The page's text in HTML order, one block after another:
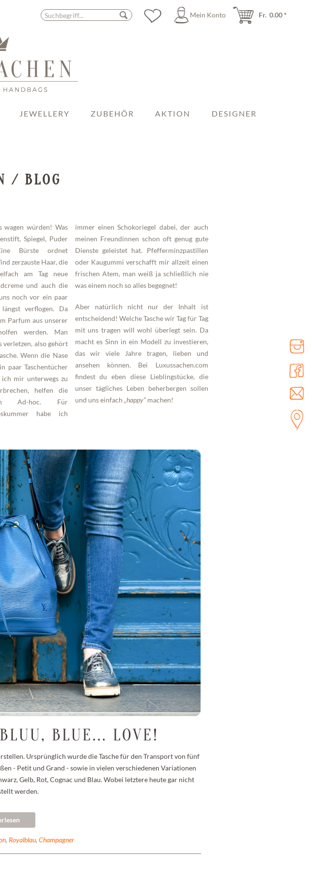
Mein Konto Fr. 0.00 *
JEWELLERY ZUBEHÖR AKTION DESIGNER
/ BLOG
wagen würden! Was
Spiegel, Puder
Bürste ordnet
zerzauste Haar, die
am Tag neue
und auch die
noch vor ein paar
verflogen. Da
Parfum aus unserer
werden. Man
verletzen, also gehört
Wenn die Nase
paar Taschentücher
ich mir unterwegs zu
helfen die
Ad-hoc. Für
habe ich
dabei, der auch
oft genug gute
Pfefferminzpastillen
mir allzeit einen
ja schließlich nie
was einem noch so alles begegnet!
Aber natürlich nicht nur der Inhalt ist
entscheidend! Welche Tasche wir Tag für Tag
mit uns tragen will wohl überlegt sein. Da
macht es Sinn in ein Modell zu investieren,
das wir viele Jahre tragen, lieben und
ansehen können. Bei Luxussachen.com
findest du eben diese Lieblingstücke, die
unser tägliches Leben beherbergen sollen
und uns einfach „happy”machen!
BLUE... LOVE!
Ursprünglich wurde die Tasche für den Transport von fünf
- Petit und Grand - sowie in vielen verschiedenen Variationen
Gelb, Rot, Cognac und Blau. Wobei letztere heute gar nicht
werden.
, Royalblau, Champagner